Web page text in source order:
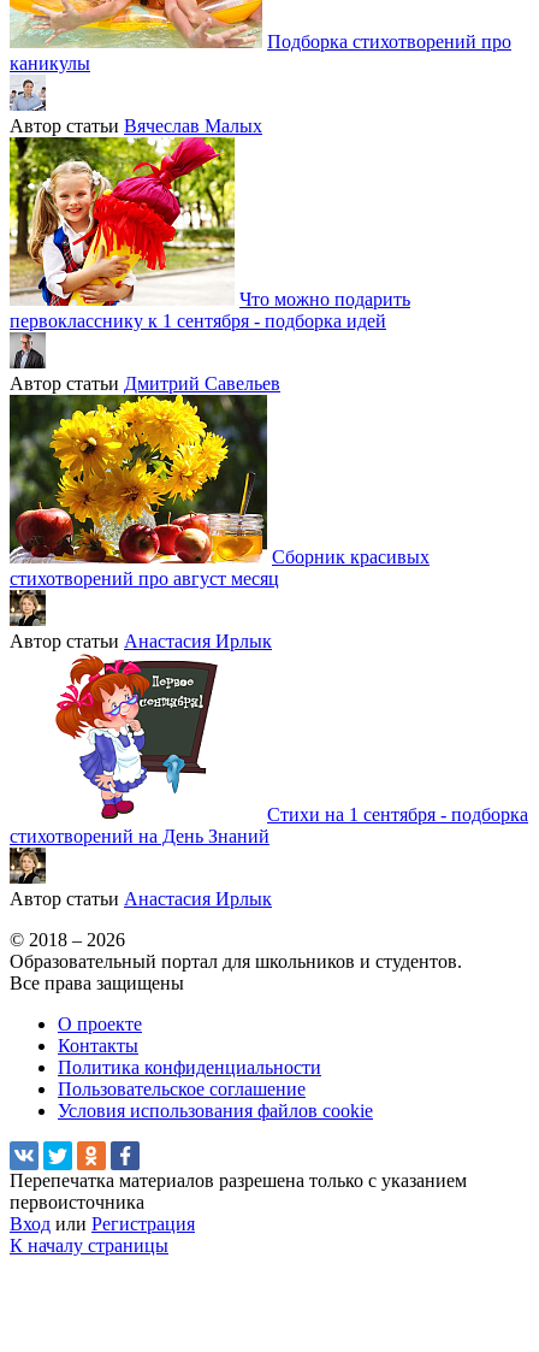
Подборка стихотворений про
каникулы
Автор статьи Вячеслав Малых
Что можно подарить
первокласснику к 1 сентября - подборка идей
Автор статьи Дмитрий Савельев
Сборник красивых
стихотворений про август месяц
Автор статьи Анастасия Ирлык
Стихи на 1 сентября - подборка
стихотворений на День Знаний
Автор статьи Анастасия Ирлык
© 2018 – 2026
Образовательный портал для школьников и студентов.
Все права защищены
О проекте
Контакты
Политика конфиденциальности
Пользовательское соглашение
Условия использования файлов cookie
Перепечатка материалов разрешена только с указанием
первоисточника
Вход или Регистрация
К началу страницы